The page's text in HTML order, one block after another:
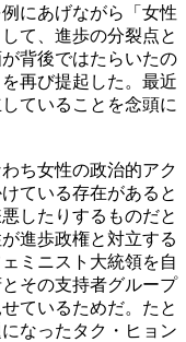
にあげながら「女性
て、進歩の分裂点と
背後ではたらいたの
再び提起した。最近
ていることを念頭に
ち女性の政治的アク
ている存在があると
したりするものだと
進歩政権と対立する
ミニスト大統領を自
その支持者グループ
ているためだ。たと
なったタク・ヒョン